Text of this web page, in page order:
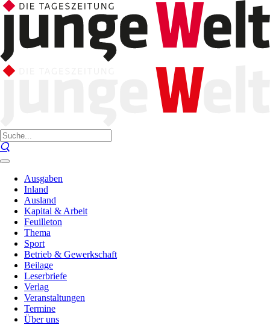
Ausgaben
Inland
Ausland
Kapital & Arbeit
Feuilleton
Thema
Sport
Betrieb & Gewerkschaft
Beilage
Leserbriefe
Verlag
Veranstaltungen
Termine
Über uns